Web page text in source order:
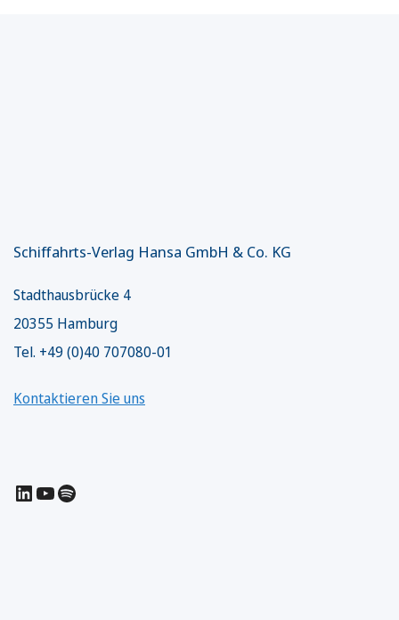
Schiffahrts-Verlag Hansa GmbH & Co. KG
Stadthausbrücke 4
20355 Hamburg
Tel. +49 (0)40 707080-01
Kontaktieren Sie uns
LinkedIn
YouTube
Spotify